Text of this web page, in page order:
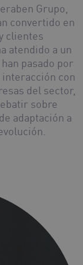
Grupo,
convertido en
clientes
atendido a un
pasado por
interacción con
del sector,
sobre
adaptación a